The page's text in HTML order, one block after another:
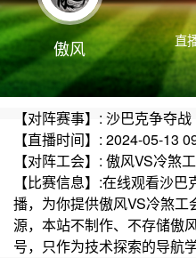
傲风 直
【对阵赛事】: 沙巴克争夺战
【直播时间】: 2024-05-13
【对阵工会】: 傲风VS冷煞
【比赛信息】:在线观看沙
播，为你提供傲风VS冷煞
源，本站不制作、不存储傲
号，只作为技术探索的导航